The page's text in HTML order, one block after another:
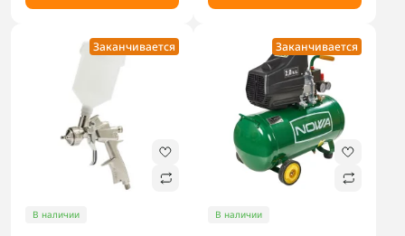
Заканчивается
В наличии
Заканчивается
В наличии